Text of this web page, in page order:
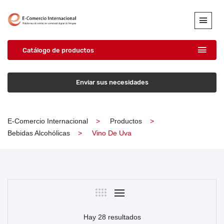
Catálogo de productos
Enviar sus necesidades
E-Comercio Internacional
Productos
Bebidas Alcohólicas
Vino De Uva
Hay 28 resultados